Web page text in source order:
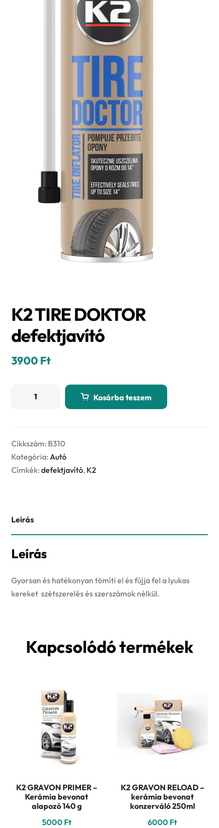
K2 TIRE DOKTOR
defektjavító
3900 Ft
mennyiség
Kosárba teszem
Cikkszám: B310
Kategória: Autó
Címkék:defektjavító, K2
Leírás
Leírás
Gyorsan és hatékonyan tömíti el és fújja fel a lyukas
kereket szétszerelés és szerszámok nélkül.
Kapcsolódó termékek
K2 GRAVON PRIMER –
Kerámia bevonat
alapozó 140 g
5000 Ft
K2 GRAVON RELOAD –
kerámia bevonat
konzerváló 250ml
6000 Ft